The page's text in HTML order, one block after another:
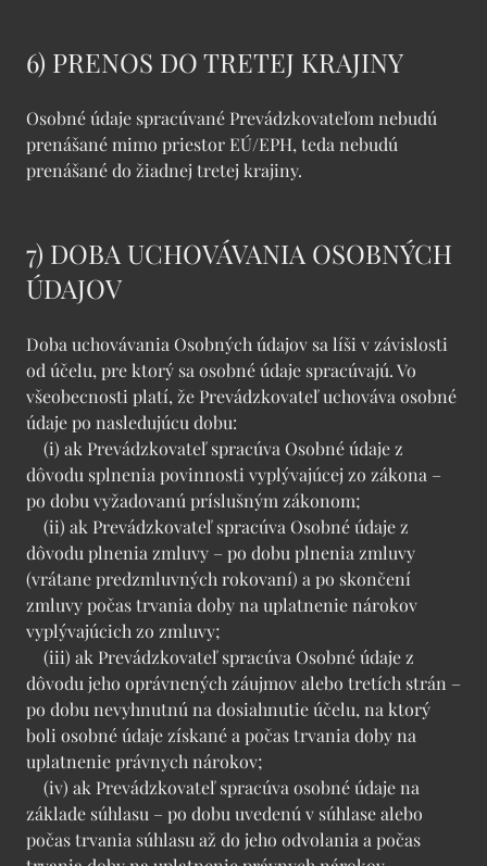
6) PRENOS DO TRETEJ KRAJINY
Osobné údaje spracúvané Prevádzkovateľom nebudú
prenášané mimo priestor EÚ/EPH, teda nebudú
prenášané do žiadnej tretej krajiny.
7) DOBA UCHOVÁVANIA OSOBNÝCH
ÚDAJOV
Doba uchovávania Osobných údajov sa líši v závislosti
od účelu, pre ktorý sa osobné údaje spracúvajú. Vo
všeobecnosti platí, že Prevádzkovateľ uchováva osobné
údaje po nasledujúcu dobu:
(i) ak Prevádzkovateľ spracúva Osobné údaje z
dôvodu splnenia povinnosti vyplývajúcej zo zákona –
po dobu vyžadovanú príslušným zákonom;
(ii) ak Prevádzkovateľ spracúva Osobné údaje z
dôvodu plnenia zmluvy – po dobu plnenia zmluvy
(vrátane predzmluvných rokovaní) a po skončení
zmluvy počas trvania doby na uplatnenie nárokov
vyplývajúcich zo zmluvy;
(iii) ak Prevádzkovateľ spracúva Osobné údaje z
dôvodu jeho oprávnených záujmov alebo tretích strán –
po dobu nevyhnutnú na dosiahnutie účelu, na ktorý
boli osobné údaje získané a počas trvania doby na
uplatnenie právnych nárokov;
(iv) ak Prevádzkovateľ spracúva osobné údaje na
základe súhlasu – po dobu uvedenú v súhlase alebo
počas trvania súhlasu až do jeho odvolania a počas